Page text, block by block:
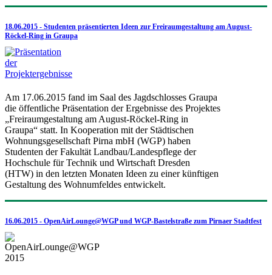
18.06.2015 - Studenten präsentierten Ideen zur Freiraumgestaltung am August-
Röckel-Ring in Graupa
Am 17.06.2015 fand im Saal des Jagdschlosses Graupa
die öffentliche Präsentation der Ergebnisse des Projektes
„Freiraumgestaltung am August-Röckel-Ring in
Graupa“ statt. In Kooperation mit der Städtischen
Wohnungsgesellschaft Pirna mbH (WGP) haben
Studenten der Fakultät Landbau/Landespflege der
Hochschule für Technik und Wirtschaft Dresden
(HTW) in den letzten Monaten Ideen zu einer künftigen
Gestaltung des Wohnumfeldes entwickelt.
16.06.2015 - OpenAirLounge@WGP und WGP-Bastelstraße zum Pirnaer Stadtfest